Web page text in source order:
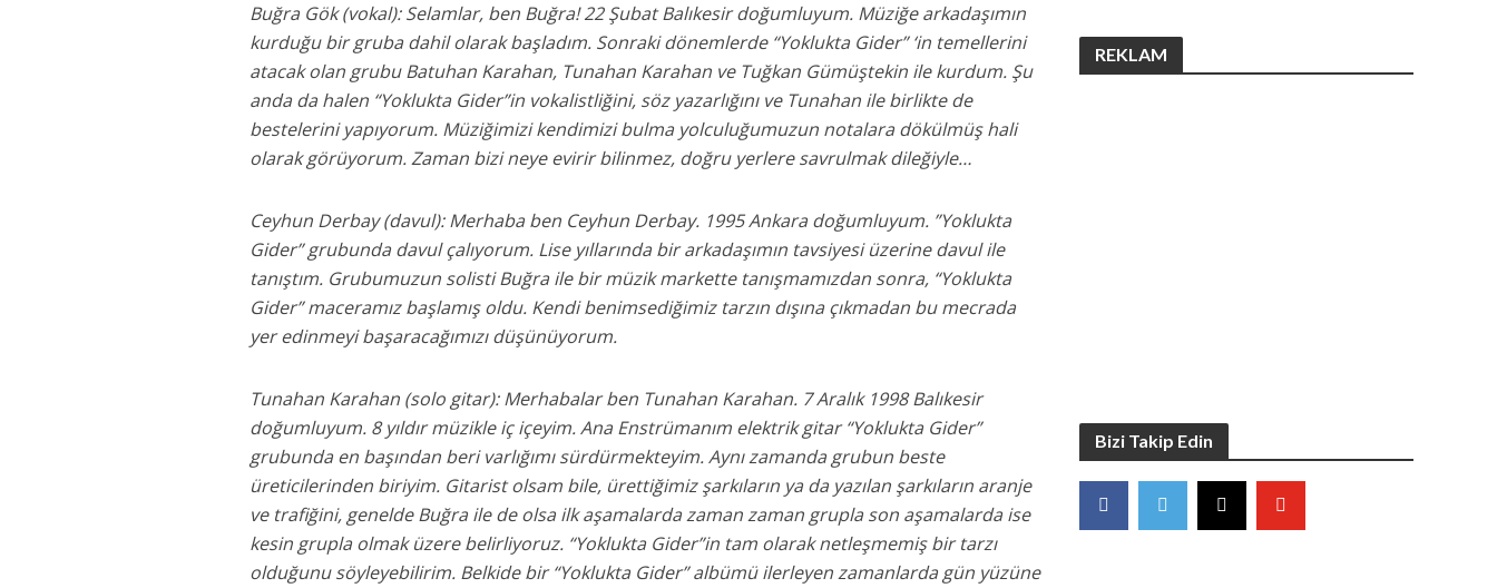
Buğra Gök (vokal): Selamlar, ben Buğra! 22 Şubat Balıkesir doğumluyum. Müziğe arkadaşımın
kurduğu bir gruba dahil olarak başladım. Sonraki dönemlerde “Yoklukta Gider” ‘in temellerini
atacak olan grubu Batuhan Karahan, Tunahan Karahan ve Tuğkan Gümüştekin ile kurdum. Şu
anda da halen “Yoklukta Gider”in vokalistliğini, söz yazarlığını ve Tunahan ile birlikte de
bestelerini yapıyorum. Müziğimizi kendimizi bulma yolculuğumuzun notalara dökülmüş hali
olarak görüyorum. Zaman bizi neye evirir bilinmez, doğru yerlere savrulmak dileğiyle…
Ceyhun Derbay (davul): Merhaba ben Ceyhun Derbay. 1995 Ankara doğumluyum. ”Yoklukta
Gider” grubunda davul çalıyorum. Lise yıllarında bir arkadaşımın tavsiyesi üzerine davul ile
tanıştım. Grubumuzun solisti Buğra ile bir müzik markette tanışmamızdan sonra, “Yoklukta
Gider” maceramız başlamış oldu. Kendi benimsediğimiz tarzın dışına çıkmadan bu mecrada
yer edinmeyi başaracağımızı düşünüyorum.
Tunahan Karahan (solo gitar): Merhabalar ben Tunahan Karahan. 7 Aralık 1998 Balıkesir
doğumluyum. 8 yıldır müzikle iç içeyim. Ana Enstrümanım elektrik gitar “Yoklukta Gider”
grubunda en başından beri varlığımı sürdürmekteyim. Aynı zamanda grubun beste
üreticilerinden biriyim. Gitarist olsam bile, ürettiğimiz şarkıların ya da yazılan şarkıların aranje
ve trafiğini, genelde Buğra ile de olsa ilk aşamalarda zaman zaman grupla son aşamalarda ise
kesin grupla olmak üzere belirliyoruz. “Yoklukta Gider”in tam olarak netleşmemiş bir tarzı
olduğunu söyleyebilirim. Belkide bir “Yoklukta Gider” albümü ilerleyen zamanlarda gün yüzüne
REKLAM
Bizi Takip Edin